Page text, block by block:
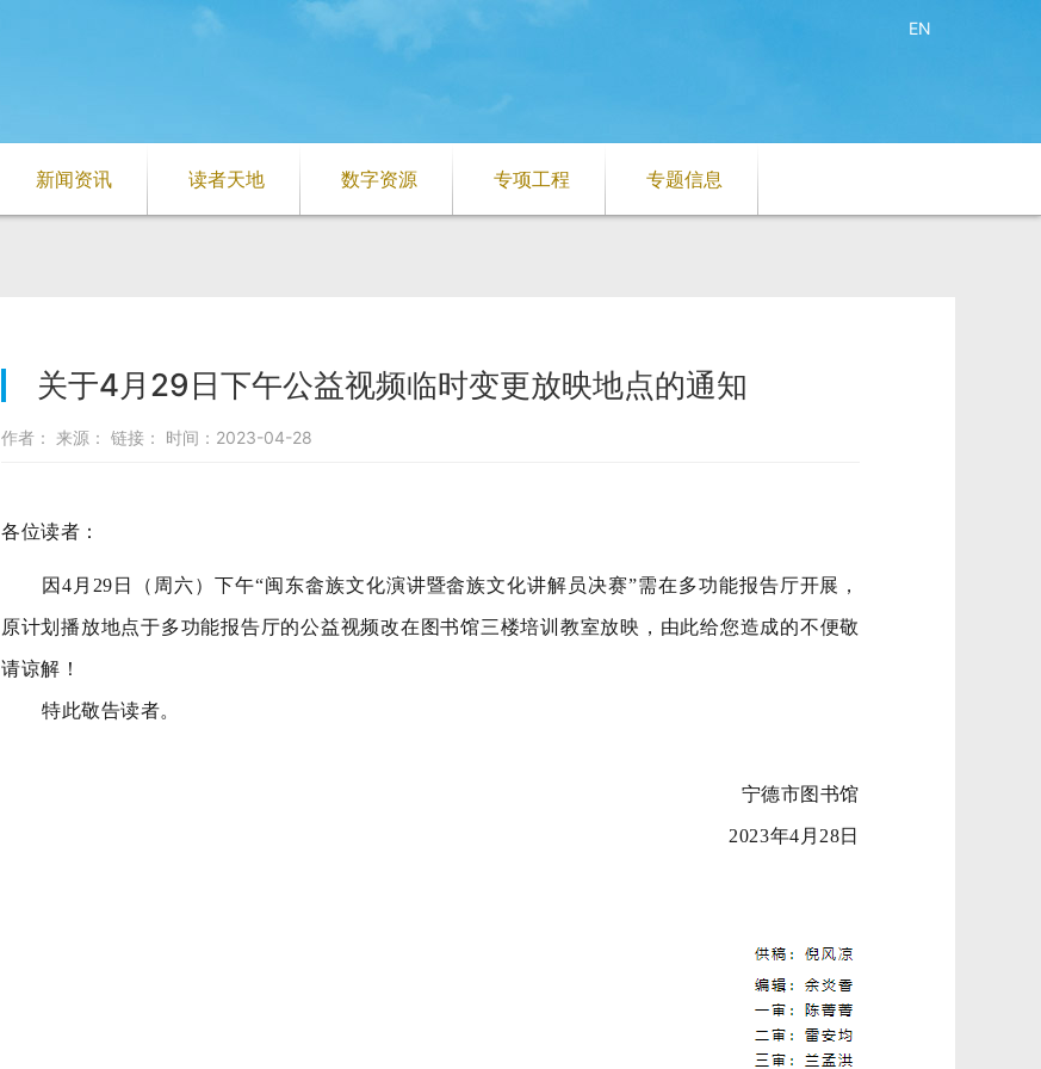
EN
新闻资讯 读者天地 数字资源 专项工程 专题信息
关于4月29日下午公益视频临时变更放映地点的通知
作者： 来源： 链接： 时间：2023-04-28
各位读者：
因 4月29日（周六）下午“闽东畲族文化演讲暨畲族文化讲解员决赛”需在多功能报告厅开展，
原计划播放地点于多功能报告厅的公益视频改在图书馆三楼培训教室放映，由此给您造成的不便敬
请谅解！
特此敬告读者。
宁德市图书馆
2023年4月28日